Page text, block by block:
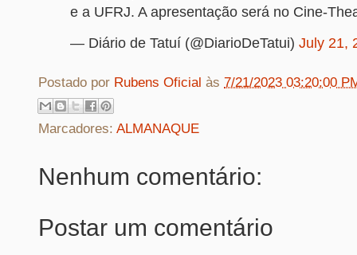
e a UFRJ. A apresentação será no Cine-
— Diário de Tatuí (@DiarioDeTatui) July 21,
Postado por Rubens Oficial às 7/21/2023 03:20:00
Marcadores: ALMANAQUE
Nenhum comentário:
Postar um comentário